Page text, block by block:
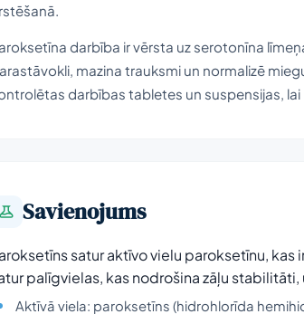
darbība ir vērsta uz serotonīna
mazina trauksmi un normalizē
darbības tabletes un suspensijas,
Savienojums
satur aktīvo vielu paroksetīnu,
palīgvielas, kas nodrošina zāļu
Aktīvā viela: paroksetīns (hidrohlorīda